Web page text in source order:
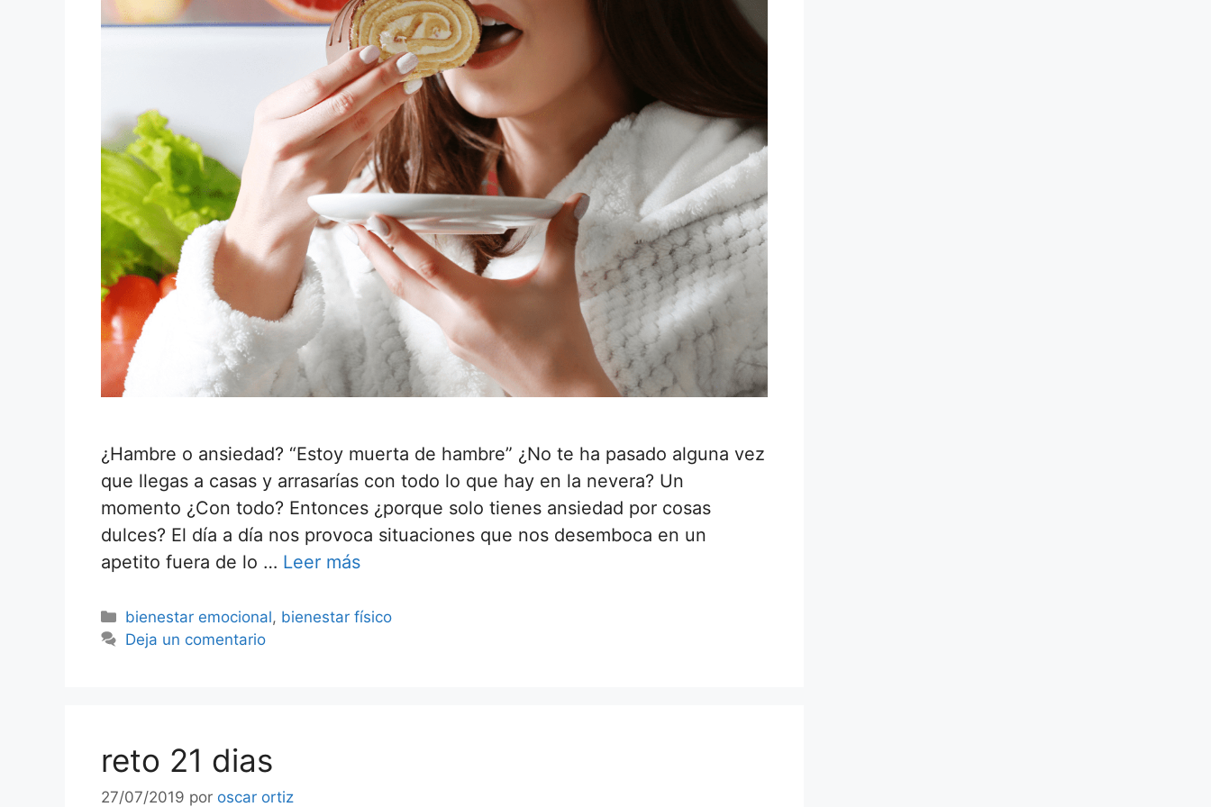
¿Hambre o ansiedad? “Estoy muerta de hambre” ¿No te ha pasado alguna vez
que llegas a casas y arrasarías con todo lo que hay en la nevera? Un
momento ¿Con todo? Entonces ¿porque solo tienes ansiedad por cosas
dulces? El día a día nos provoca situaciones que nos desemboca en un
apetito fuera de lo … Leer más
bienestar emocional, bienestar físico
Deja un comentario
reto 21 dias
27/07/2019 por oscar ortiz